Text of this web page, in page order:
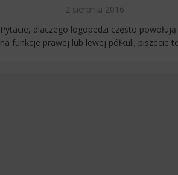
2 sierpnia 2016
Pytacie, dlaczego logopedzi często powołują
na funkcje prawej lub lewej półkuli; piszecie